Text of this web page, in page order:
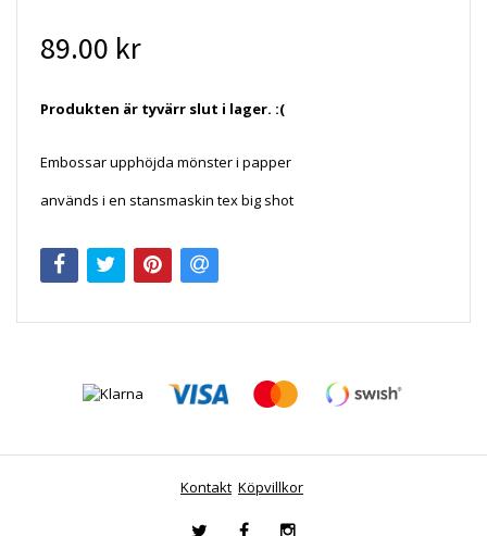
89.00 kr
Produkten är tyvärr slut i lager. :(
Embossar upphöjda mönster i papper
används i en stansmaskin tex big shot
Kontakt Köpvillkor